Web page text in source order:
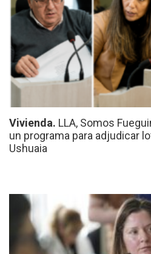
Vivienda. LLA, Somos
un programa para adjudicar
Ushuaia